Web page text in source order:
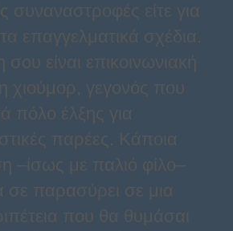
συναναστροφές είτε για
επαγγελματικά σχέδια.
είναι επικοινωνιακή
χιούμορ, γεγονός που
πόλο έλξης για
παρέες. Κάποια
–ίσως με παλιό φίλο–
σε παρασύρει σε μια
που θα θυμάσαι